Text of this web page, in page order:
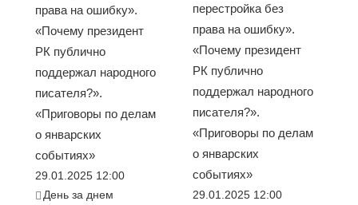
права на ошибку».
«Почему президент
РК публично
поддержал народного
писателя?».
«Приговоры по делам
о январских
событиях»
29.01.2025 12:00
День за днем
перестройка без
права на ошибку».
«Почему президент
РК публично
поддержал народного
писателя?».
«Приговоры по делам
о январских
событиях»
29.01.2025 12:00